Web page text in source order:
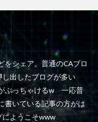
をシェア。普通のCAブロ
出したブログが多い
ぶっちゃけるw 一応普
書いている記事の方がは
にようこそwww